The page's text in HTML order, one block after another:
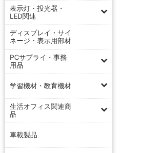
表示灯・投光器・
LED関連
ディスプレイ・サイ
ネージ・表示用部材
PCサプライ・事務
用品
学習機材・教育機材
生活オフィス関連商
品
車載製品